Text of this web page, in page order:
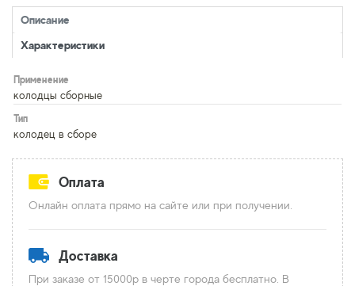
Описание
Характеристики
Применение
колодцы сборные
Тип
колодец в сборе
Оплата
Онлайн оплата прямо на сайте или при получении.
Доставка
При заказе от 15000р в черте города бесплатно. В